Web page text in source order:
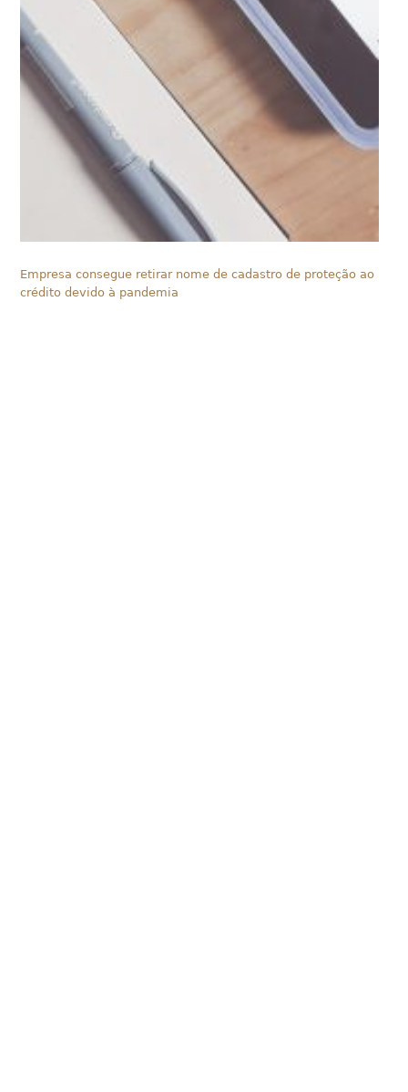
Empresa consegue retirar nome de cadastro de proteção ao
crédito devido à pandemia